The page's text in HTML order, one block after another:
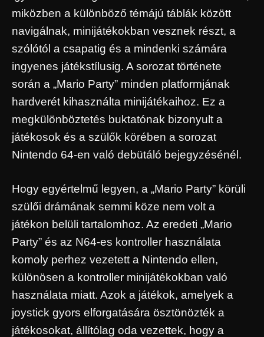
miközben a különböző témájú táblák között
navigálnak, minijátékokban vesznek részt, a
szólótól a csapatig és a mindenki számára
ingyenes játékstílusig. A sorozat története
során a „Mario Party” minden platformjának
hardverét kihasználta minijátékaihoz. Ez a
megkülönböztetés buktatónak bizonyult a
játékosok és a szülők körében a sorozat
Nintendo 64-en való debütáló bejegyzésénél.
Hogy egyértelmű legyen, a „Mario Party” körüli
szülői drámának semmi köze nem volt a
játékon belüli tartalomhoz. Az eredeti „Mario
Party” és az N64-es kontroller használata
komoly perhez vezetett a Nintendo ellen,
különösen a kontroller minijátékokban való
használata miatt. Azok a játékok, amelyek a
joystick gyors elforgatására ösztönözték a
játékosokat, állítólag oda vezettek, hogy a